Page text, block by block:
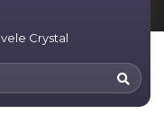
Crystal